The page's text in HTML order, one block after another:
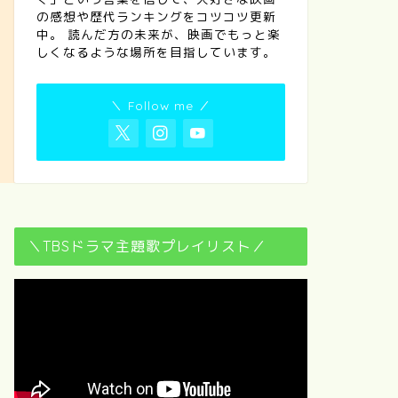
の感想や歴代ランキングをコツコツ更新
中。 読んだ方の未来が、映画でもっと楽
しくなるような場所を目指しています。
＼ Follow me ／
＼TBSドラマ主題歌プレイリスト／